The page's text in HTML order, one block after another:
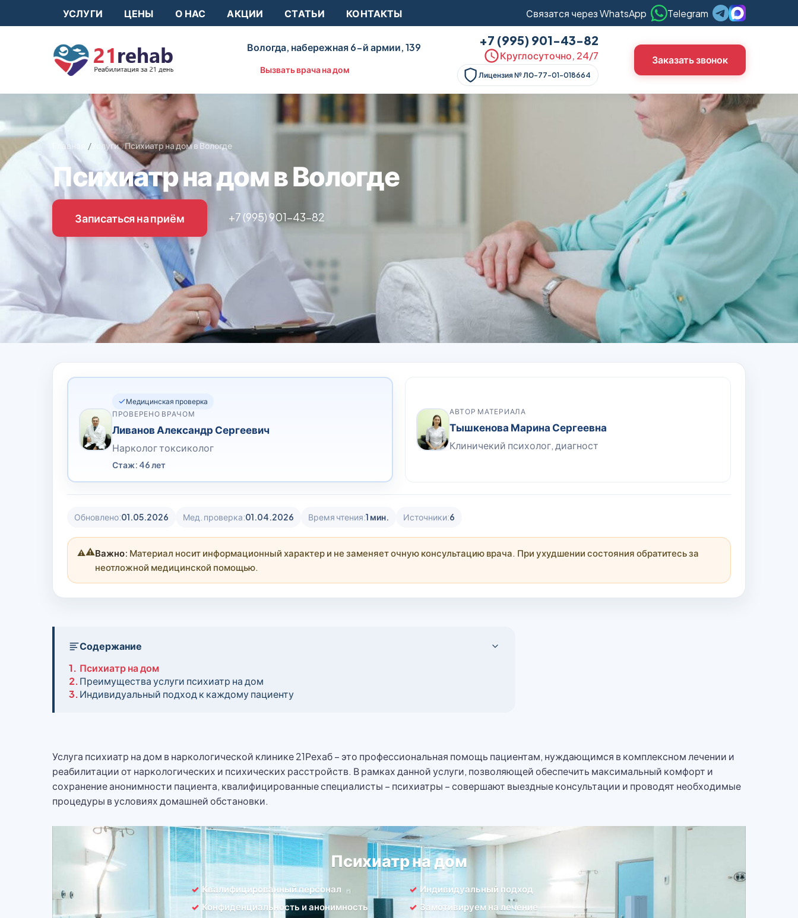
УСЛУГИ ЦЕНЫ О НАС АКЦИИ СТАТЬИ КОНТАКТЫ Связатся через WhatsApp Telegram
Вологда, набережная 6-й армии, 139
Вызвать врача на дом
+7 (995) 901-43-82
Круглосуточно, 24/7
Лицензия № ЛО-77-01-018664
Заказать звонок
Главная Услуги Психиатр на дом в Вологде
Психиатр на дом в Вологде
Записаться на приём +7 (995) 901-43-82
Медицинская проверка
ПРОВЕРЕНО ВРАЧОМ
Ливанов Александр Сергеевич
Нарколог токсиколог
Стаж: 46 лет
АВТОР МАТЕРИАЛА
Тышкенова Марина Сергеевна
Клиничекий психолог, диагност
Обновлено:01.05.2026 Мед. проверка:01.04.2026 Время чтения:1 мин. Источники:6
⚠️Важно: Материал носит информационный характер и не заменяет очную консультацию врача. При ухудшении состояния обратитесь за
неотложной медицинской помощью.
Содержание
1. Психиатр на дом
2.Преимущества услуги психиатр на дом
3.Индивидуальный подход к каждому пациенту
Услуга психиатр на дом в наркологической клинике 21Рехаб – это профессиональная помощь пациентам, нуждающимся в комплексном лечении и
реабилитации от наркологических и психических расстройств. В рамках данной услуги, позволяющей обеспечить максимальный комфорт и
сохранение анонимности пациента, квалифицированные специалисты – психиатры – совершают выездные консультации и проводят необходимые
процедуры в условиях домашней обстановки.
Психиатр на дом
Квалифицированный персонал
Индивидуальный подход
Конфиденциальность и анонимность
Замотивируем на лечение